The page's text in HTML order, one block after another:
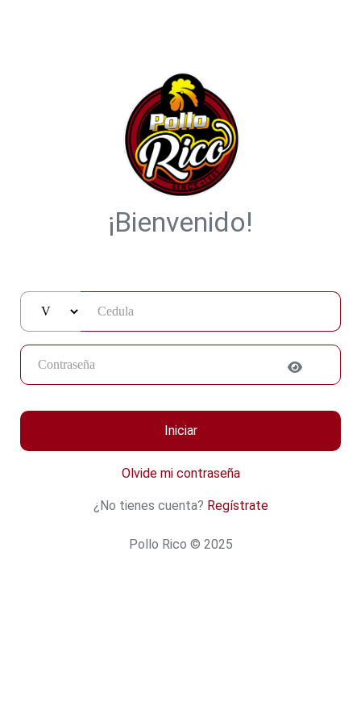
¡Bienvenido!
Iniciar
Olvide mi contraseña
¿No tienes cuenta? Regístrate
Pollo Rico © 2025